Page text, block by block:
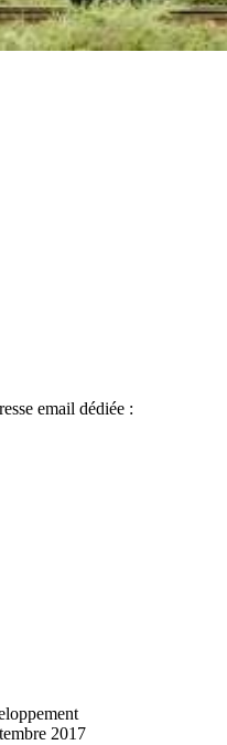
email dédiée :
2017